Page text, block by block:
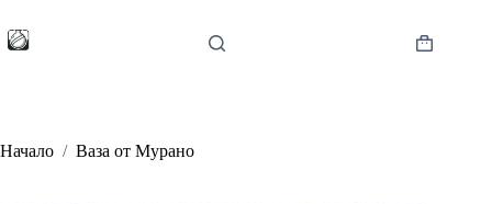
to
content
Shopping
Начало / Ваза от Мурано